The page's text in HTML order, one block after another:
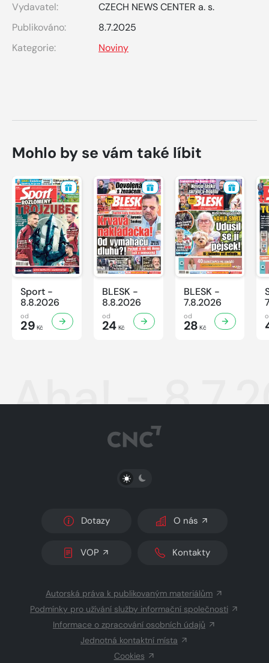
Vydavatel:
CZECH NEWS CENTER a. s.
Publikováno:
8.7.2025
Kategorie:
Noviny
Mohlo by se vám také líbit
Sport -
8.8.2026
od
29 Kč
BLESK -
8.8.2026
od
24Kč
BLESK -
7.8.2026
od
28 Kč
Aha! -
PŘEPNOUT SVĚTLÝ/TMAVÝ REŽIM
Dotazy O nás
VOP Kontakty
Autorská práva k publikovaným materiálům
Podmínky pro užívání služby informační společnosti
Informace o zpracování osobních údajů
Jednotná kontaktní místa
Cookies